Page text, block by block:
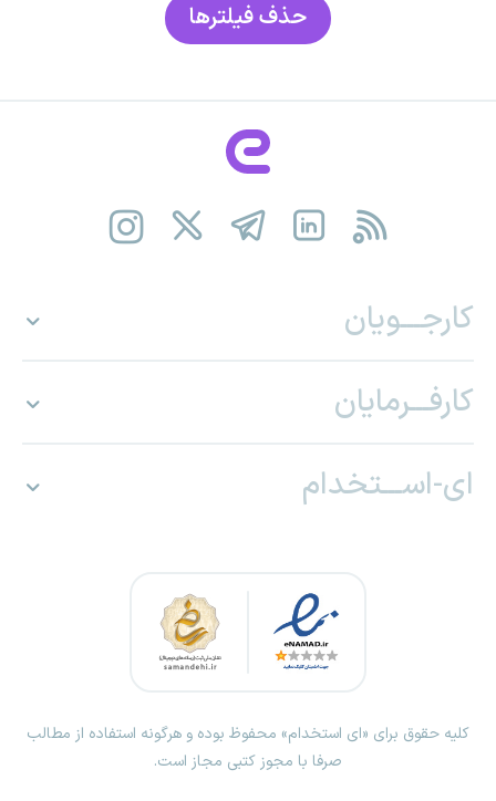
حذف فیلتر‌ها
کارجـــویان
کارفـــرمایان
ای-اســـتخدام
کلیه حقوق برای «ای استخدام» محفوظ بوده و هرگونه استفاده از مطالب
صرفا با مجوز کتبی مجاز است.